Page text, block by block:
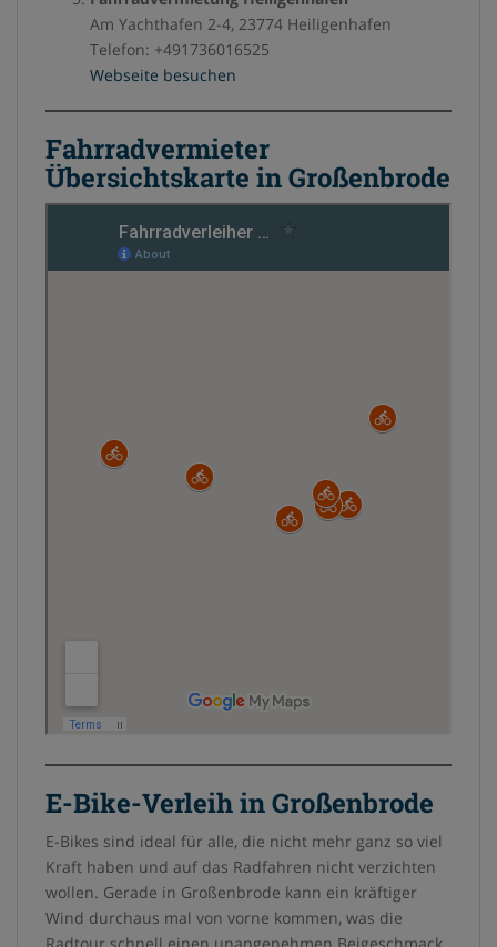
Am Yachthafen 2-4, 23774 Heiligenhafen
Telefon: +491736016525
Webseite besuchen
Fahrradvermieter
Übersichtskarte in Großenbrode
E-Bike-Verleih in Großenbrode
E-Bikes sind ideal für alle, die nicht mehr ganz so viel
Kraft haben und auf das Radfahren nicht verzichten
wollen. Gerade in Großenbrode kann ein kräftiger
Wind durchaus mal von vorne kommen, was die